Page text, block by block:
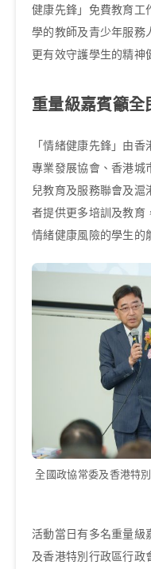
健康先鋒」免費教育工
學的教師及青少年服務
更有效守護學生的精神
重量級嘉賓籲全
「情緒健康先鋒」由
專業發展協會、香港城
兒教育及服務聯會及
者提供更多培訓及教育
情緒健康風險的學生的
全國政協常委及香港特
活動當日有多名重量級
及香港特別行政區行政